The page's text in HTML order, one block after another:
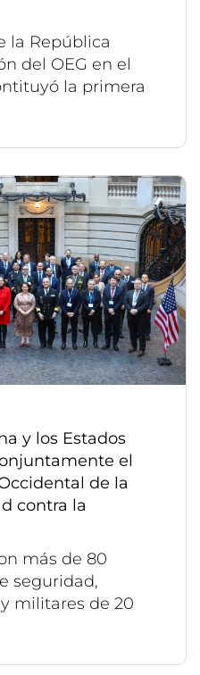
la República
del OEG en el
la primera
y los Estados
el
de la
contra la
más de 80
seguridad,
militares de 20